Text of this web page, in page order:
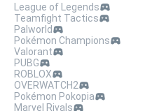
League of Legends
Teamfight Tactics
Palworld
Pokémon Champions
Valorant
PUBG
ROBLOX
OVERWATCH2
Pokémon Pokopia
Marvel Rivals